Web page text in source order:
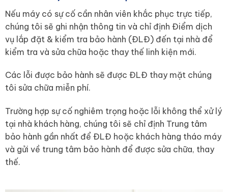
Nếu máy có sự cố cần nhân viên khắc phục trực tiếp,
chúng tôi sẽ ghi nhận thông tin và chỉ định Điểm dịch
vụ lắp đặt & kiểm tra bảo hành (ĐLĐ) đến tại nhà để
kiểm tra và sửa chữa hoặc thay thế linh kiện mới.
Các lỗi được bảo hành sẽ được ĐLĐ thay mặt chúng
tôi sửa chữa miễn phí.
Trường hợp sự cố nghiêm trọng hoặc lỗi không thể xử lý
tại nhà khách hàng, chúng tôi sẽ chỉ định Trung tâm
bảo hành gần nhất để ĐLĐ hoặc khách hàng tháo máy
và gửi về trung tâm bảo hành để được sửa chữa, thay
thế.